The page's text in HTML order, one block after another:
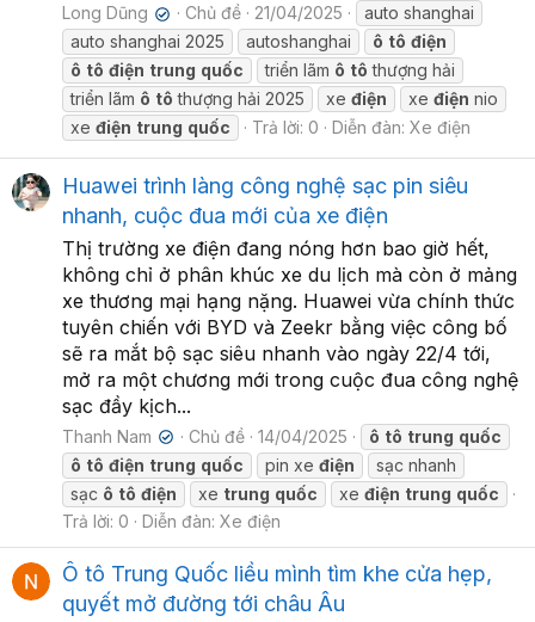
Long Dũng ✔ Chủ đề 21/04/2025
auto shanghai
auto shanghai 2025
autoshanghai ô tô điện
ô tô điện trung quốc triển lãm ô tô thượng hải
triển lãm ô tô thượng hải 2025 xe điện xe điện nio
xe điện trung quốc Trả lời: 0 Diễn đàn: Xe điện
Huawei trình làng công nghệ sạc pin siêu
nhanh, cuộc đua mới của xe điện
Thị trường xe điện đang nóng hơn bao giờ hết,
không chỉ ở phân khúc xe du lịch mà còn ở mảng
xe thương mại hạng nặng. Huawei vừa chính thức
tuyên chiến với BYD và Zeekr bằng việc công bố
sẽ ra mắt bộ sạc siêu nhanh vào ngày 22/4 tới,
mở ra một chương mới trong cuộc đua công nghệ
sạc đầy kịch...
Thanh Nam ✔ Chủ đề 14/04/2025 ô tô trung quốc
ô tô điện trung quốc pin xe điện
sạc nhanh
sạc ô tô điện xe trung quốc xe điện trung quốc
Trả lời: 0
Diễn đàn: Xe điện
Ô tô Trung Quốc liều mình tìm khe cửa hẹp,
quyết mở đường tới châu Âu